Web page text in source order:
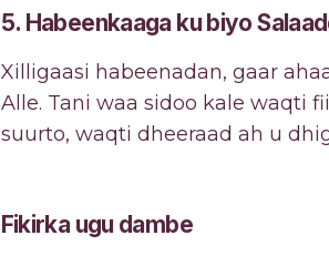
5. Habeenkaaga ku biyo
Xilligaasi habeenadan, gaar
Alle. Tani waa sidoo kale waqti
suurto, waqti dheeraad ah u
Fikirka ugu dambe